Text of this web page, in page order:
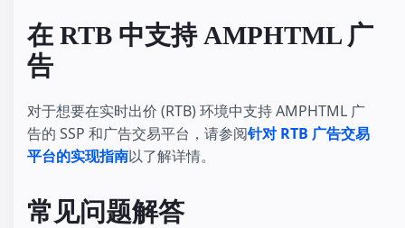
在 RTB 中支持 AMPHTML 广
告
对于想要在实时出价 (RTB) 环境中支持 AMPHTML 广
告的 SSP 和广告交易平台，请参阅针对 RTB 广告交易
平台的实现指南以了解详情。
常见问题解答